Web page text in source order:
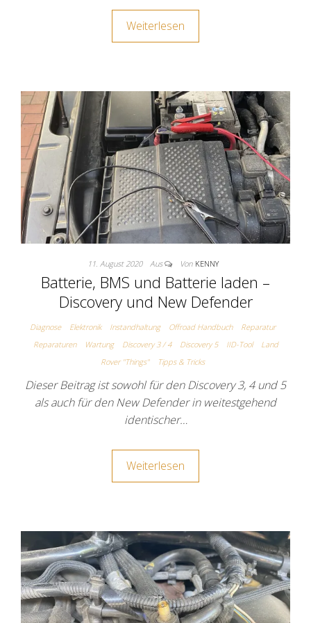
Weiterlesen
11. August 2020 Aus Von KENNY
Batterie, BMS und Batterie laden –
Discovery und New Defender
Diagnose Elektronik Instandhaltung Offroad Handbuch
Reparatur
Reparaturen
Wartung Discovery 3 / 4 Discovery 5 IID-Tool
Land
Rover "Things"
Tipps & Tricks
Dieser Beitrag ist sowohl für den Discovery 3, 4 und 5
als auch für den New Defender in weitestgehend
identischer…
Weiterlesen